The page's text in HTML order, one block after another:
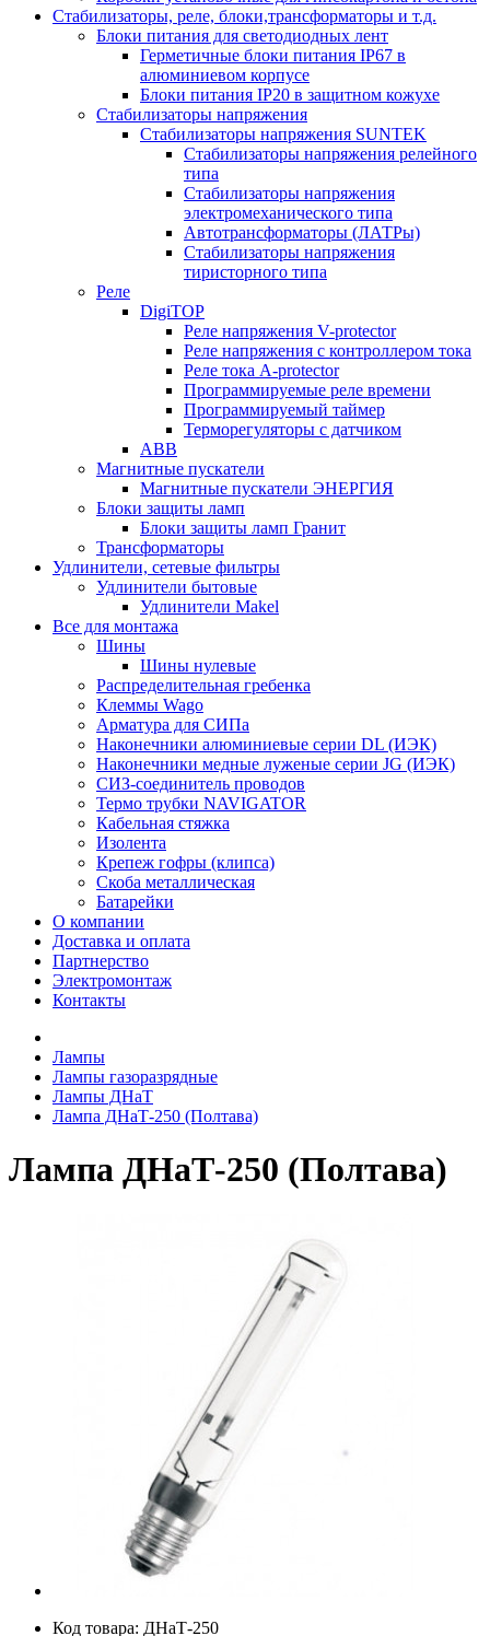
Стабилизаторы, реле, блоки,трансформаторы и т.д.
Блоки питания для светодиодных лент
Герметичные блоки питания IP67 в
алюминиевом корпусе
Блоки питания IP20 в защитном кожухе
Стабилизаторы напряжения
Стабилизаторы напряжения SUNTEK
Стабилизаторы напряжения релейного
типа
Стабилизаторы напряжения
электромеханического типа
Автотрансформаторы (ЛАТРы)
Стабилизаторы напряжения
тиристорного типа
Реле
DigiTOP
Реле напряжения V-protector
Реле напряжения с контроллером тока
Реле тока A-protector
Программируемые реле времени
Программируемый таймер
Терморегуляторы с датчиком
ABB
Магнитные пускатели
Магнитные пускатели ЭНЕРГИЯ
Блоки защиты ламп
Блоки защиты ламп Гранит
Трансформаторы
Удлинители, сетевые фильтры
Удлинители бытовые
Удлинители Makel
Все для монтажа
Шины
Шины нулевые
Распределительная гребенка
Клеммы Wago
Арматура для СИПа
Наконечники алюминиевые серии DL (ИЭК)
Наконечники медные луженые серии JG (ИЭК)
СИЗ-соединитель проводов
Термо трубки NAVIGATOR
Кабельная стяжка
Изолента
Крепеж гофры (клипса)
Скоба металлическая
Батарейки
О компании
Доставка и оплата
Партнерство
Электромонтаж
Контакты
Лампы
Лампы газоразрядные
Лампы ДНаТ
Лампа ДНаТ-250 (Полтава)
Лампа ДНаТ-250 (Полтава)
Код товара: ДНаТ-250